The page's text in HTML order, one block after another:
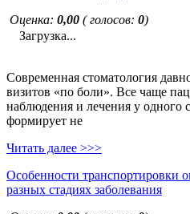
Оценка: 0,00 ( голосов: 0)
Загрузка...
Современная стоматология
визитов «по боли». Все чаще
наблюдения и лечения у одного
формирует не
Читать далее >>>
Особенности транспортировки
разных стадиях заболевания